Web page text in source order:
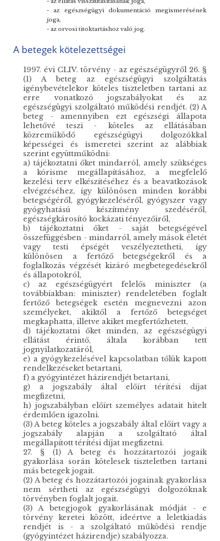
- az egészségügyi dokumentáció megismerésének
joga,
- az orvosi titoktartáshoz való jog.
A betegek kötelezettségei
1997. évi CLIV. törvény - az egészségügyről 26. §
(1) A beteg az egészségügyi szolgáltatás
igénybevételekor köteles tiszteletben tartani az
erre vonatkozó jogszabályokat és az
egészségügyi szolgáltató működési rendjét. (2) A
beteg - amennyiben ezt egészségi állapota
lehetővé teszi - köteles az ellátásában
közreműködő egészségügyi dolgozókkal
képességei és ismeretei szerint az alábbiak
szerint együttműködni:
a) tájékoztatni őket mindarról, amely szükséges
a kórisme megállapításához, a megfelelő
kezelési terv elkészítéséhez és a beavatkozások
elvégzéséhez, így különösen minden korábbi
betegségéről, gyógykezeléséről, gyógyszer vagy
gyógyhatású készítmény szedéséről,
egészségkárosító kockázati tényezőiről,
b) tájékoztatni őket - saját betegségével
összefüggésben - mindarról, amely mások életét
vagy testi épségét veszélyeztetheti, így
különösen a fertőző betegségekről és a
foglalkozás végzését kizáró megbetegedésekről
és állapotokról,
c) az egészségügyért felelős miniszter (a
továbbiakban: miniszter) rendeletében foglalt
fertőző betegségek esetén megnevezni azon
személyeket, akiktől a fertőző betegséget
megkaphatta, illetve akiket megfertőzhetett,
d) tájékoztatni őket minden, az egészségügyi
ellátást érintő, általa korábban tett
jognyilatkozatáról,
e) a gyógykezelésével kapcsolatban tőlük kapott
rendelkezéseket betartani,
f) a gyógyintézet házirendjét betartani,
g) a jogszabály által előírt térítési díjat
megfizetni,
h) jogszabályban előírt személyes adatait hitelt
érdemlően igazolni.
(3) A beteg köteles a jogszabály által előírt vagy a
jogszabály alapján a szolgáltató által
megállapított térítési díjat megfizetni.
27. § (1) A beteg és hozzátartozói jogaik
gyakorlása során kötelesek tiszteletben tartani
más betegek jogait.
(2) A beteg és hozzátartozói jogainak gyakorlása
nem sértheti az egészségügyi dolgozóknak
törvényben foglalt jogait.
(3) A betegjogok gyakorlásának módját - e
törvény keretei között, ideértve a leletkiadás
rendjét is - a szolgáltató működési rendje
(gyógyintézet házirendje) szabályozza.